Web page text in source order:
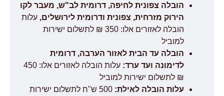
הובלה צפונית לחיפה, דרומית לב"ש, מעבר לקו
הירוק מזרחית, צפונית ודרומית לירושלים, עלות
הובלה לאזורים אלו: 350 ₪ לתשלום ישירות
למוביל
הובלה עד הבית לאזור הערבה, דרומית
לדימונה ועד ערד:
עלות הובלה לאזורים אלו: 450
₪ לתשלום ישירות למוביל
עלות הובלה לאילת:
500 ש"ח לתשלום ישירות